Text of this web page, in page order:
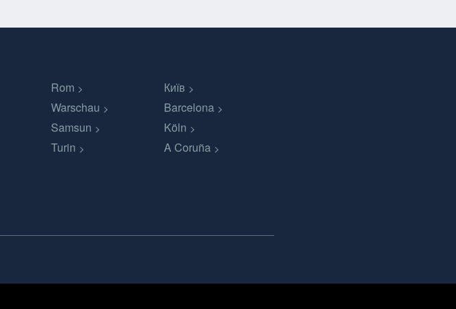
Rom
Київ
Warschau
Barcelona
Samsun
Köln
Turin A Coruña